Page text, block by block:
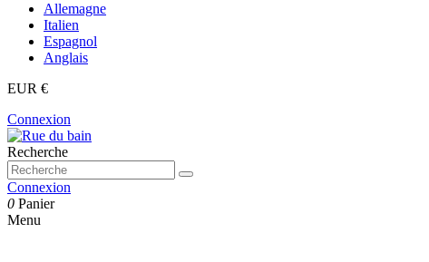
Allemagne
Italien
Espagnol
Anglais
EUR €
Connexion
Recherche
Connexion
0 Panier
Menu